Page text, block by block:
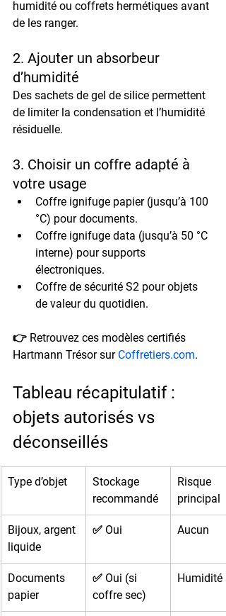
humidité ou coffrets hermétiques avant
de les ranger.
2. Ajouter un absorbeur
d’humidité
Des sachets de gel de silice permettent
de limiter la condensation et l’humidité
résiduelle.
3. Choisir un coffre adapté à
votre usage
Coffre ignifuge papier (jusqu’à 100
°C) pour documents.
Coffre ignifuge data (jusqu’à 50 °C
interne) pour supports
électroniques.
Coffre de sécurité S2 pour objets
de valeur du quotidien.
👉 Retrouvez ces modèles certifiés
Hartmann Trésor sur Coffretiers.com.
Tableau récapitulatif :
objets autorisés vs
déconseillés
Type d’objet
Stockage
recommandé
Risque
principal
Bijoux, argent
liquide
✅ Oui Aucun
Documents
papier
✅ Oui (si
coffre sec)
Humidité